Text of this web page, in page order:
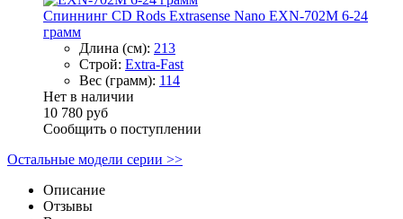
Спиннинг CD Rods Extrasense Nano EXN-702M 6-24
грамм
Длина (см): 213
Строй: Extra-Fast
Вес (грамм): 114
Нет в наличии
10 780 руб
Сообщить о поступлении
Остальные модели серии >>
Описание
Отзывы